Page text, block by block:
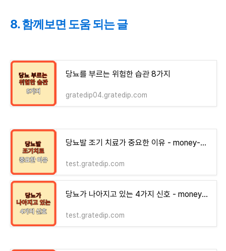
8. 함께보면 도움 되는 글
당뇨를 부르는 위험한 습관 8가지
gratedip04.gratedip.com
당뇨발 조기 치료가 중요한 이유 - money-health
test.gratedip.com
당뇨가 나아지고 있는 4가지 신호 - money-health
test.gratedip.com